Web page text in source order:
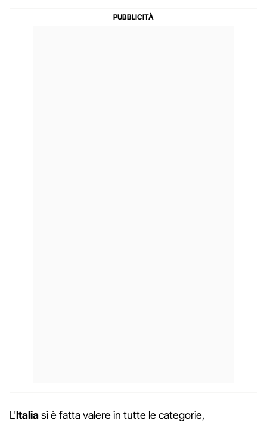
L'Italiasi è fatta valere in tutte le categorie,